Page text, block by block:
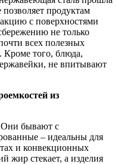
продуктам
с поверхностями
не только
всех полезных
Кроме того, блюда,
не впитывают
из
Они бывают с
– идеальны для
и конвекционных
жир стекает, а изделия